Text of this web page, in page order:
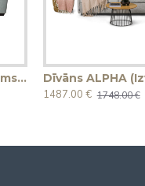
Dīvāns ALBA (Izvelkams) (Divvietīgs)
1487.00 € 1748.00 €